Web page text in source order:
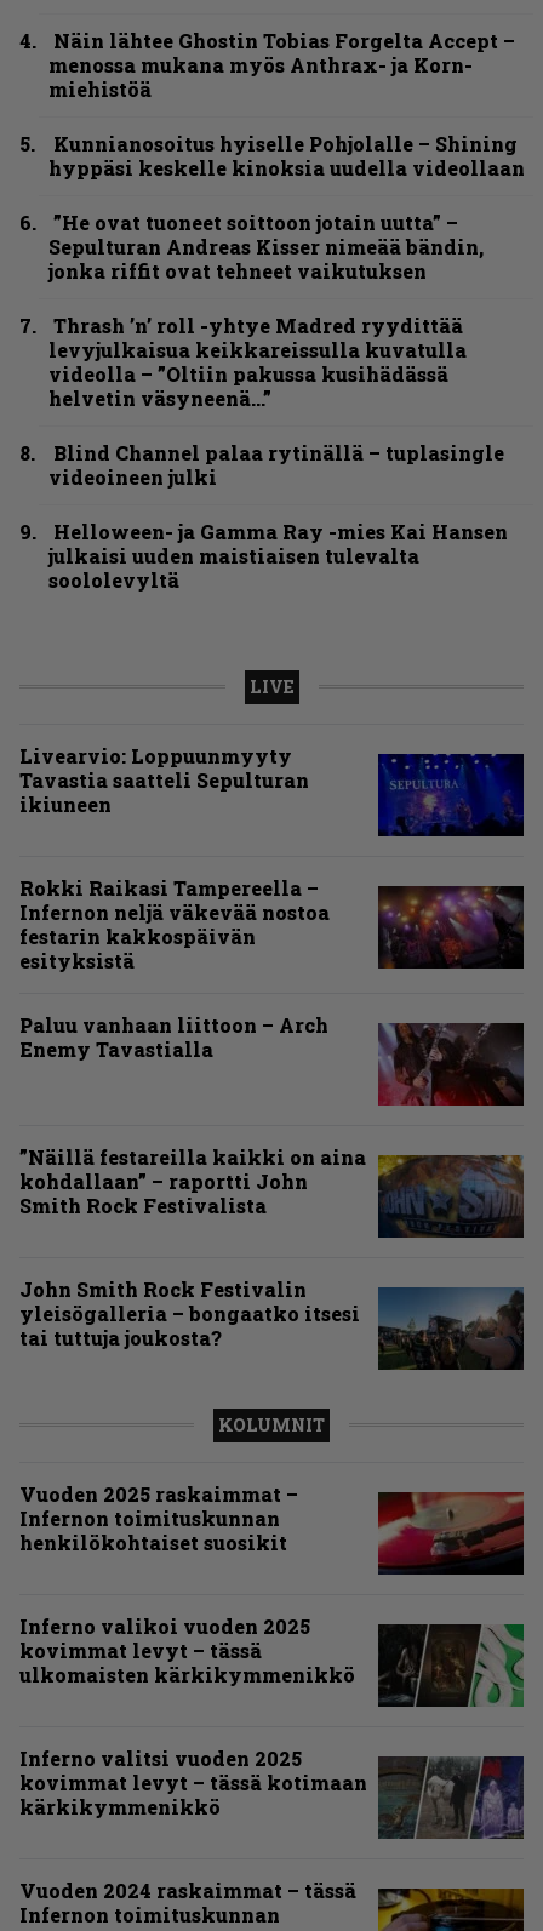
Näin lähtee Ghostin Tobias Forgelta Accept –
menossa mukana myös Anthrax- ja Korn-
miehistöä
Kunnianosoitus hyiselle Pohjolalle – Shining
hyppäsi keskelle kinoksia uudella videollaan
”He ovat tuoneet soittoon jotain uutta” –
Sepulturan Andreas Kisser nimeää bändin,
jonka riffit ovat tehneet vaikutuksen
Thrash ’n’ roll -yhtye Madred ryydittää
levyjulkaisua keikkareissulla kuvatulla
videolla – ”Oltiin pakussa kusihädässä
helvetin väsyneenä…”
Blind Channel palaa rytinällä – tuplasingle
videoineen julki
Helloween- ja Gamma Ray -mies Kai Hansen
julkaisi uuden maistiaisen tulevalta
soololevyltä
LIVE
Livearvio: Loppuunmyyty
Tavastia saatteli Sepulturan
ikiuneen
Rokki Raikasi Tampereella –
Infernon neljä väkevää nostoa
festarin kakkospäivän
esityksistä
Paluu vanhaan liittoon – Arch
Enemy Tavastialla
”Näillä festareilla kaikki on aina
kohdallaan” – raportti John
Smith Rock Festivalista
John Smith Rock Festivalin
yleisögalleria – bongaatko itsesi
tai tuttuja joukosta?
KOLUMNIT
Vuoden 2025 raskaimmat –
Infernon toimituskunnan
henkilökohtaiset suosikit
Inferno valikoi vuoden 2025
kovimmat levyt – tässä
ulkomaisten kärkikymmenikkö
Inferno valitsi vuoden 2025
kovimmat levyt – tässä kotimaan
kärkikymmenikkö
Vuoden 2024 raskaimmat – tässä
Infernon toimituskunnan